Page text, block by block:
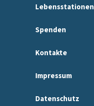
Lebensstationen
Spenden
Kontakte
Impressum
Datenschutz